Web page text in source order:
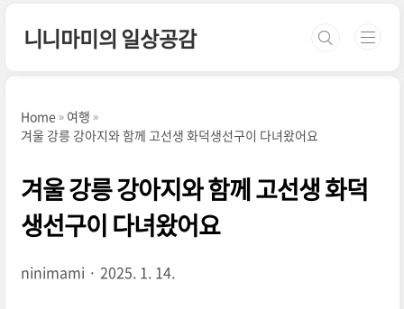
니니마미의 일상공감
Home
여행
겨울 강릉 강아지와 함께 고선생 화덕생선구이 다녀왔어요
겨울 강릉 강아지와 함께 고선생 화덕
생선구이 다녀왔어요
ninimami 2025. 1. 14.